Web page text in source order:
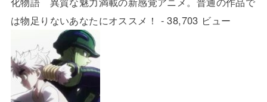
は物足りないあなたにオススメ！ - 38,703 ビュー